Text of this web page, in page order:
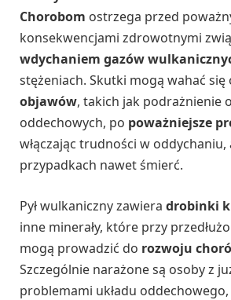
Chorobom ostrzega przed
konsekwencjami zdrowotnymi
wdychaniem gazów
stężeniach. Skutki mogą wahać się
objawów, takich jak podrażnienie
oddechowych, po poważniejsze
włączając trudności w oddychaniu,
przypadkach nawet śmierć.
Pył wulkaniczny zawiera drobinki
inne minerały, które przy
mogą prowadzić do rozwoju
Szczególnie narażone są osoby z
problemami układu